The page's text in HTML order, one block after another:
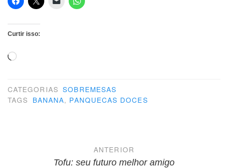
Curtir isso:
Carregando...
CATEGORIAS SOBREMESAS
TAGS BANANA, PANQUECAS DOCES
NavegaçãoANTERIOR
Tofu: seu futuro melhor amigo